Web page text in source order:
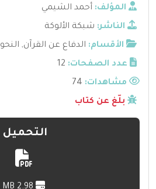
المؤلف: أحمد الشيمي
الناشر: شبكة الألوكة
الأقسام: الدفاع عن القرآن, النحو
عدد الصفحات: 12
مشاهدات:
بلّغ عن كتاب
التحميل